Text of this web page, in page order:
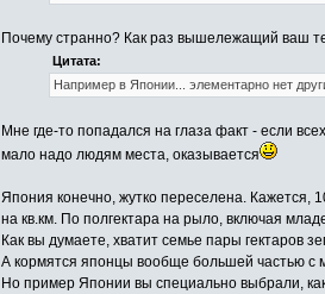
Почему странно? Как раз вышележащий ваш
Цитата:
Например в Японии... элементарно нет
Мне где-то попадался на глаза факт - если
мало надо людям места, оказывается
Япония конечно, жутко переселена. Кажется,
на кв.км. По полгектара на рыло, включая
Как вы думаете, хватит семье пары гектаров
А кормятся японцы вообще большей частью с
Но пример Японии вы специально выбрали,